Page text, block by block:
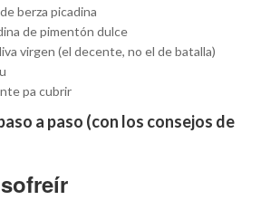
berza picadina
de pimentón dulce
virgen (el decente, no el de batalla)
pa cubrir
a paso (con los consejos de